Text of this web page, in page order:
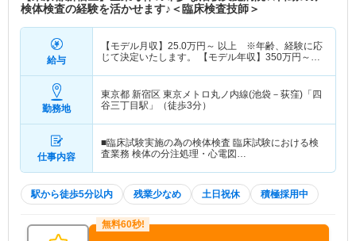
検体検査の経験を活かせます♪＜臨床検査技師＞
給与
【モデル月収】 25.0万円～ 以上 ※年齢、経験に応
じて決定いたします。 【モデル年収】 350万円～
す。
勤務地
東京都 新宿区 東京メトロ丸ノ内線(池袋－荻窪)「四
谷三丁目駅」（徒歩3分）
仕事内容
■臨床試験実施の為の検体検査 臨床試験における検
査業務 検体の分注処理・心電図…
駅から徒歩5分以内 残業少なめ 土日祝休 積極採用中